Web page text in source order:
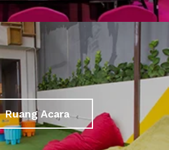
Ruang Acara